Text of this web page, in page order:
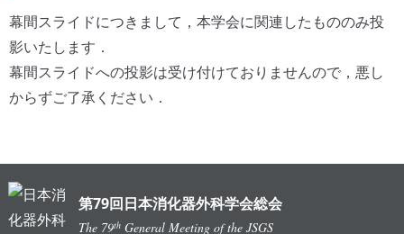
幕間スライドにつきまして，本学会に関連したもののみ投
影いたします．
幕間スライドへの投影は受け付けておりませんので，悪し
からずご了承ください．
第79回日本消化器外科学会総会
The 79thGeneral Meeting of the JSGS